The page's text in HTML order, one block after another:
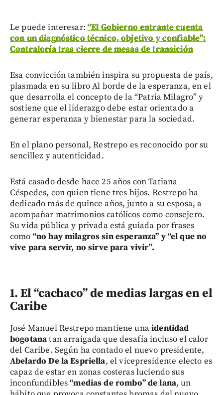
Le puede interesar: “El Gobierno entrante cuenta
con un diagnóstico técnico, objetivo y confiable”:
Contraloría tras cierre de mesas de transición
Esa convicción también inspira su propuesta de país,
plasmada en su libro Al borde de la esperanza, en el
que desarrolla el concepto de la “Patria Milagro” y
sostiene que el liderazgo debe estar orientado a
generar esperanza y bienestar para la sociedad.
En el plano personal, Restrepo es reconocido por su
sencillez y autenticidad.
Está casado desde hace 25 años con Tatiana
Céspedes, con quien tiene tres hijos. Restrepo ha
dedicado más de quince años, junto a su esposa, a
acompañar matrimonios católicos como consejero.
Su vida pública y privada está guiada por frases
como “no hay milagros sin esperanza” y “el que no
vive para servir, no sirve para vivir”.
1. El “cachaco” de medias largas en el
Caribe
José Manuel Restrepo mantiene unaidentidad
bogotanatan arraigada que desafía incluso el calor
del Caribe. Según ha contado el nuevo presidente,
Abelardo De la Espriella, el vicepresidente electo es
capaz de estar en zonas costeras luciendo sus
inconfundibles“medias de rombo” de lana, un